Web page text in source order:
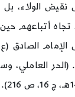
نقيض الولاء،
تجاه أتباعهم
الإمام الصادق
(الحر العاملي،